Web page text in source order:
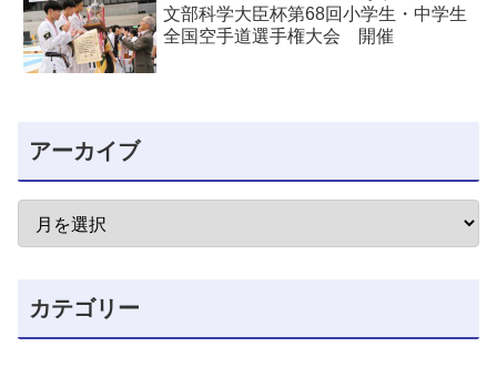
文部科学大臣杯第68回小学生・中学生
全国空手道選手権大会 開催
アーカイブ
カテゴリー